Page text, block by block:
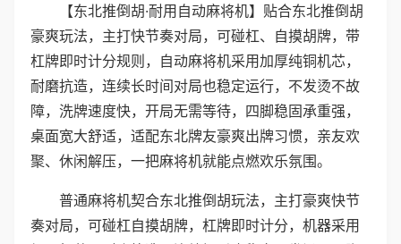
【东北推倒胡·耐用自动麻将机】贴合东北推倒胡
豪爽玩法，主打快节奏对局，可碰杠、自摸胡牌，带
杠牌即时计分规则，自动麻将机采用加厚纯铜机芯，
耐磨抗造，连续长时间对局也稳定运行，不发烫不故
障，洗牌速度快，开局无需等待，四脚稳固承重强，
桌面宽大舒适，适配东北牌友豪爽出牌习惯，亲友欢
聚、休闲解压，一把麻将机就能点燃欢乐氛围。
普通麻将机契合东北推倒胡玩法，主打豪爽快节
奏对局，可碰杠自摸胡牌，杠牌即时计分，机器采用